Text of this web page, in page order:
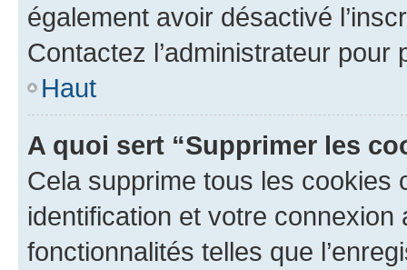
également avoir désactivé
Contactez l’administrateur
Haut
A quoi sert “Supprimer les
Cela supprime tous les cookies
identification et votre
fonctionnalités telles que